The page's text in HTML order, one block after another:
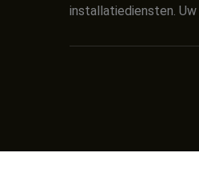
installatiediensten.